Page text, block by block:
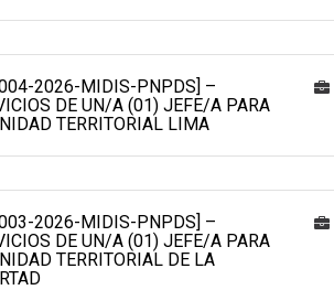
004-2026-MIDIS-PNPDS] –
DE UN/A (01) JEFE/A PARA
TERRITORIAL LIMA
003-2026-MIDIS-PNPDS] –
DE UN/A (01) JEFE/A PARA
TERRITORIAL DE LA